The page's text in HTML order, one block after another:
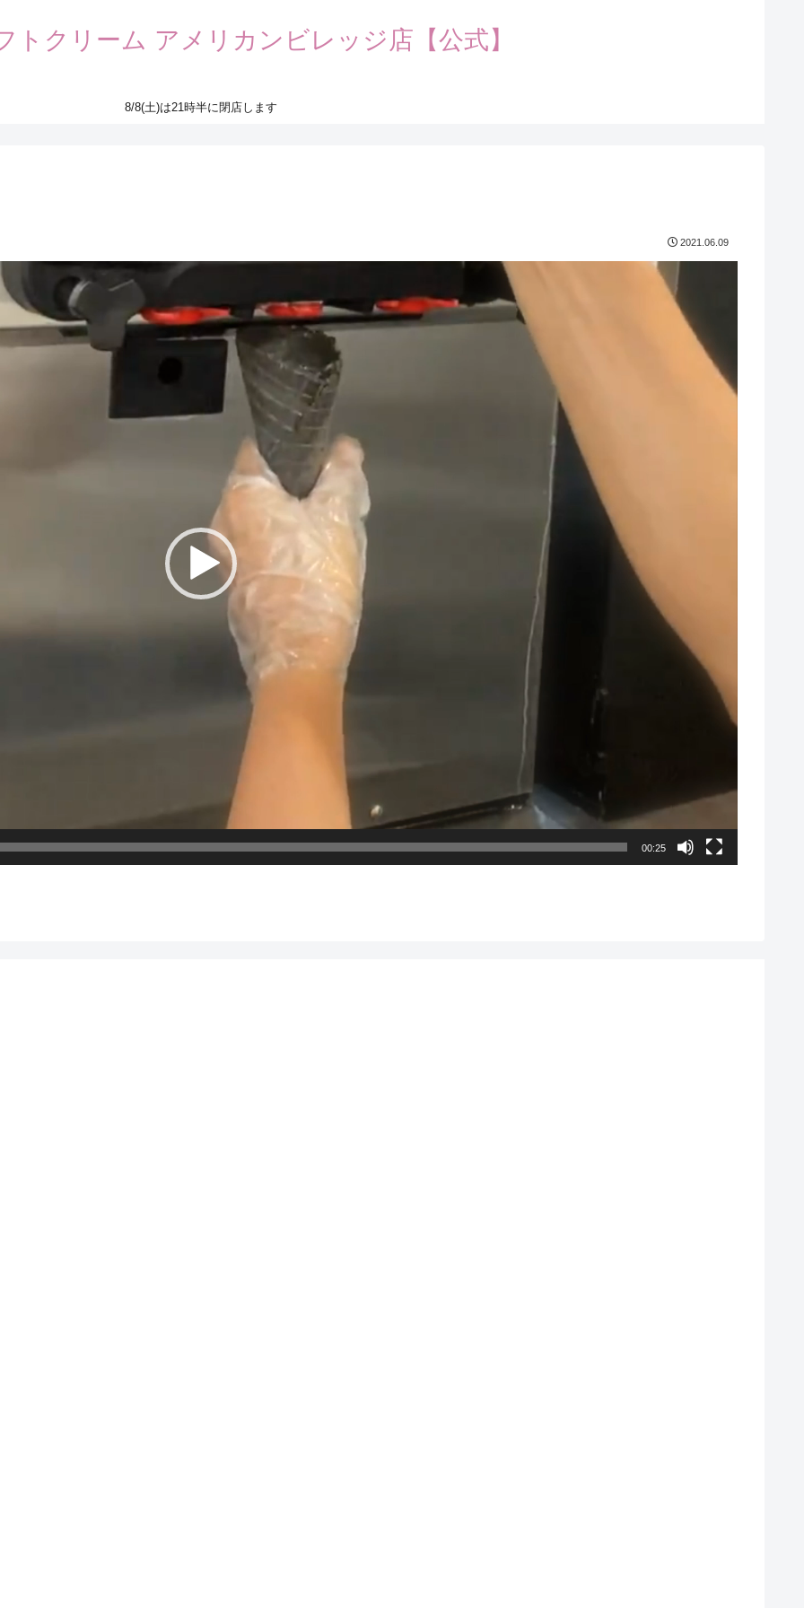
トクリーム アメリカンビレッジ店【公式】
8/8(土)は21時半に閉店します
2021.06.09
00:25